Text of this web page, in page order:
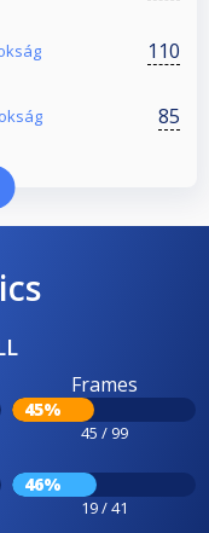
110
85
Frames
45%
45 / 99
46%
19 / 41